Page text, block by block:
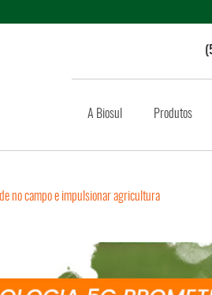
A Biosul Produtos
no campo e impulsionar agricultura